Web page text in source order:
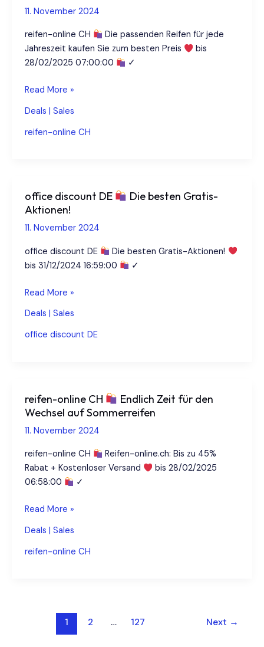
reduziert!
11. November 2024
reifen-online CH
Die passenden Reifen für jede
Jahreszeit kaufen Sie zum besten Preis
bis
28/02/2025 07:00:00
✓
reifen-
Ausfahrten
|
Reifen-
online.ch
Read More »
Deals | Sales
reifen-online CH
office discount DE
Die besten Gratis-
Aktionen!
11. November 2024
office discount DE
Die besten Gratis-Aktionen!
bis 31/12/2024 16:59:00
✓
office
Read More »
Deals | Sales
office discount DE
reifen-online CH
Endlich Zeit für den
Wechsel auf Sommerreifen
11. November 2024
reifen-online CH
Reifen-online.ch: Bis zu 45%
Rabat + Kostenloser Versand
bis 28/02/2025
06:58:00
✓
reifen-
Read More »
Deals | Sales
reifen-online CH
1 2 … 127 Next →